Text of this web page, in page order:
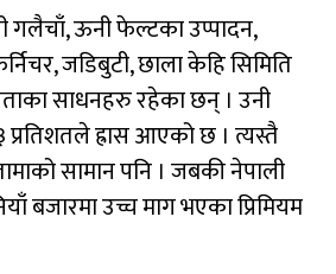
गलैचाँ, ऊनी फेल्टका उप्पादन,
जडिबुटी, छाला केहि सिमिति
साधनहरु रहेका छन् । उनी
प्रतिशतले ह्रास आएको छ । त्यस्तै
सामान पनि । जबकी नेपाली
बजारमा उच्च माग भएका प्रिमियम